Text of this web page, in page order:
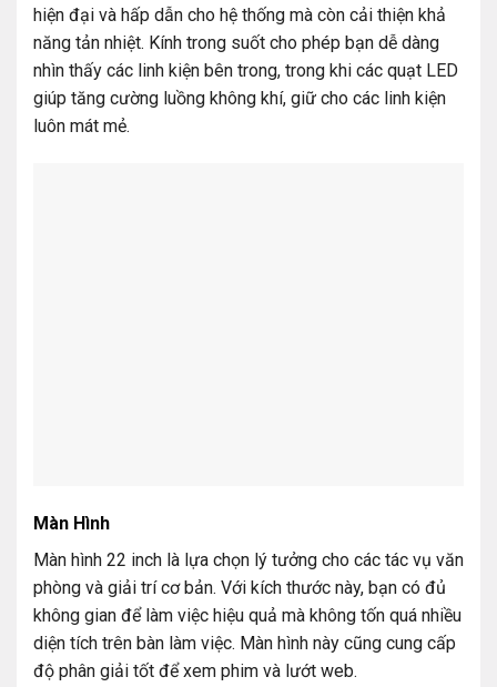
hiện đại và hấp dẫn cho hệ thống mà còn cải thiện khả
năng tản nhiệt. Kính trong suốt cho phép bạn dễ dàng
nhìn thấy các linh kiện bên trong, trong khi các quạt LED
giúp tăng cường luồng không khí, giữ cho các linh kiện
luôn mát mẻ.
Màn Hình
Màn hình 22 inch là lựa chọn lý tưởng cho các tác vụ văn
phòng và giải trí cơ bản. Với kích thước này, bạn có đủ
không gian để làm việc hiệu quả mà không tốn quá nhiều
diện tích trên bàn làm việc. Màn hình này cũng cung cấp
độ phân giải tốt để xem phim và lướt web.